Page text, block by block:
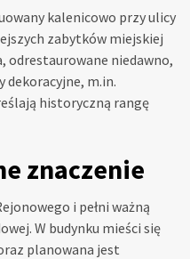
kalenicowo przy ulicy
zabytków miejskiej
odrestaurowane niedawno,
m.in.
historyczną rangę
znaczenie
i pełni ważną
W budynku mieści się
planowana jest